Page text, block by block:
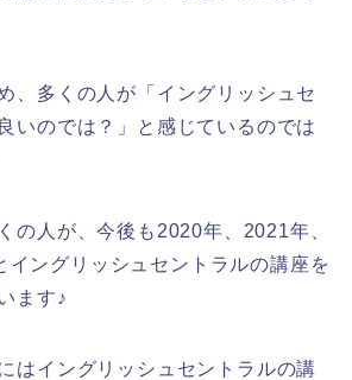
、多くの人が「イングリッシュセ
いのでは？」と感じているのでは
の人が、今後も2020年、2021年、
イングリッシュセントラルの講座を
ます♪
はイングリッシュセントラルの講